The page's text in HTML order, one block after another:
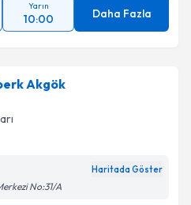
Yarın
10:00 Daha Fazla
Akgök
Haritada Göster
No:31/A